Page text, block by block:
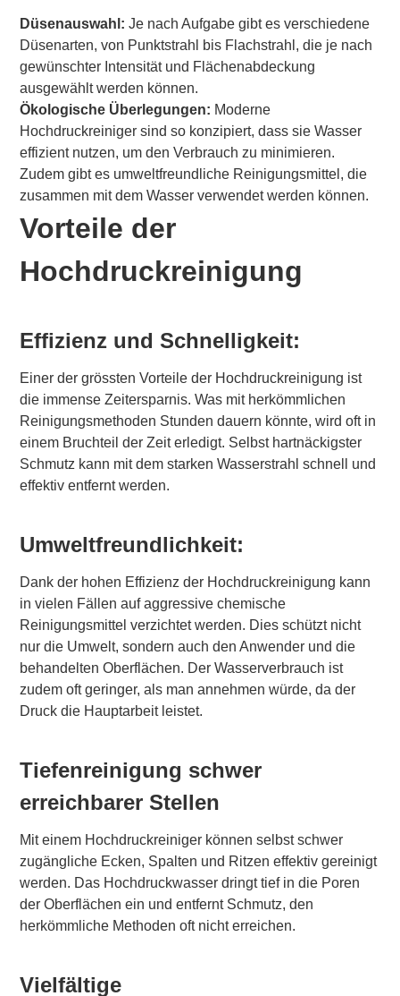
Düsenauswahl: Je nach Aufgabe gibt es verschiedene
Düsenarten, von Punktstrahl bis Flachstrahl, die je nach
gewünschter Intensität und Flächenabdeckung
ausgewählt werden können.
Ökologische Überlegungen: Moderne
Hochdruckreiniger sind so konzipiert, dass sie Wasser
effizient nutzen, um den Verbrauch zu minimieren.
Zudem gibt es umweltfreundliche Reinigungsmittel, die
zusammen mit dem Wasser verwendet werden können.
Vorteile der
Hochdruckreinigung
Effizienz und Schnelligkeit:
Einer der grössten Vorteile der Hochdruckreinigung ist
die immense Zeitersparnis. Was mit herkömmlichen
Reinigungsmethoden Stunden dauern könnte, wird oft in
einem Bruchteil der Zeit erledigt. Selbst hartnäckigster
Schmutz kann mit dem starken Wasserstrahl schnell und
effektiv entfernt werden.
Umweltfreundlichkeit:
Dank der hohen Effizienz der Hochdruckreinigung kann
in vielen Fällen auf aggressive chemische
Reinigungsmittel verzichtet werden. Dies schützt nicht
nur die Umwelt, sondern auch den Anwender und die
behandelten Oberflächen. Der Wasserverbrauch ist
zudem oft geringer, als man annehmen würde, da der
Druck die Hauptarbeit leistet.
Tiefenreinigung schwer
erreichbarer Stellen
Mit einem Hochdruckreiniger können selbst schwer
zugängliche Ecken, Spalten und Ritzen effektiv gereinigt
werden. Das Hochdruckwasser dringt tief in die Poren
der Oberflächen ein und entfernt Schmutz, den
herkömmliche Methoden oft nicht erreichen.
Vielfältige